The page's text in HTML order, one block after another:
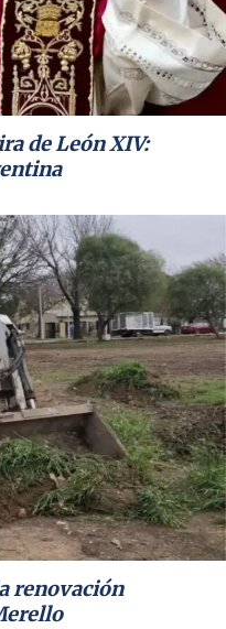
de León XIV:
renovación